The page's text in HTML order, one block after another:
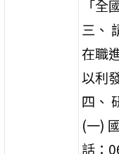
「
三、
在職
以利
四、
(一)
話：